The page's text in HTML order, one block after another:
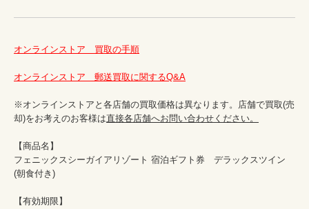
オンラインストア　買取の手順
オンラインストア　郵送買取に関するQ&A
※オンラインストアと各店舗の買取価格は異なります。店舗で買取(売
却)をお考えのお客様は直接各店舗へお問い合わせください。
【商品名】
フェニックスシーガイアリゾート 宿泊ギフト券　デラックスツイン
(朝食付き)
【有効期限】